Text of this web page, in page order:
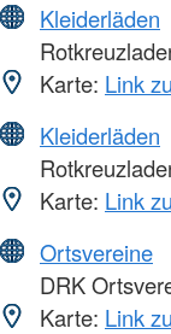
Kleiderläden
Karte: Link
Kleiderläden
Karte: Link
Ortsvereine
DRK
Karte: Link